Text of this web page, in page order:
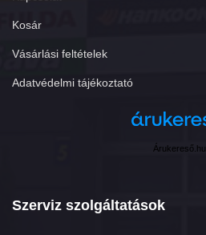
Kosár
Vásárlási feltételek
Adatvédelmi tájékoztató
Árukereső.hu
Szerviz szolgáltatások